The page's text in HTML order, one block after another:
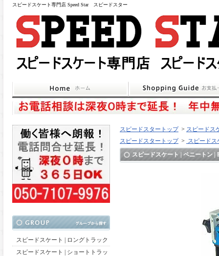
スピードスケート専門店 Speed Star スピードスター
スピードスケート | ロングトラック
スピードスケート | ショートトラッ
スピードスタートップ > スピードス
スピードスタートップ> スピードス
スピードスケート | ペニートン |